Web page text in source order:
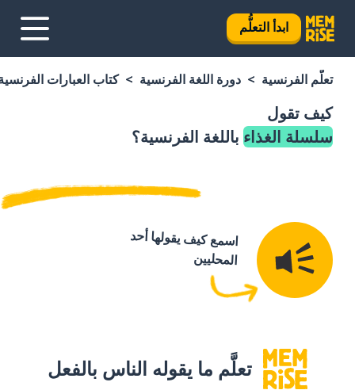
ابدأ التعلُّم
تعلَّم الفرنسية دورة اللغة الفرنسية كتاب العبارات
كيف تقول
سلسلة الغذاء باللغة الفرنسية؟
اسمع كيف يقولها أحد
المحليين
تعلَّم ما يقوله الناس بالفعل